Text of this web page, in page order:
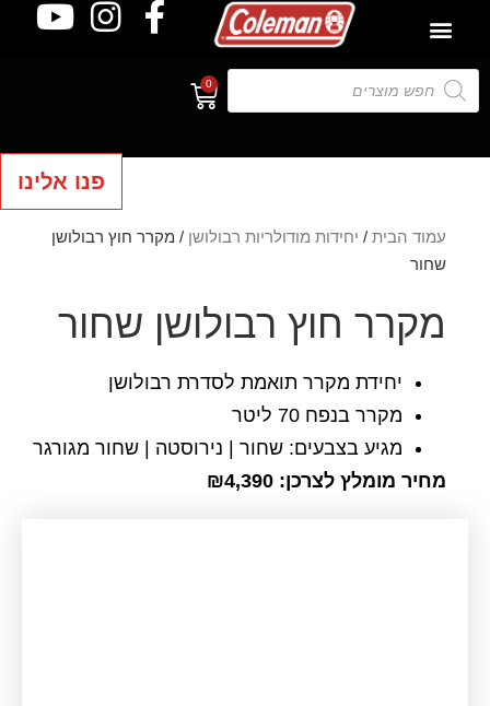
0
עמוד הבית / יחידות מודולריות רבולושן / מקרר חוץ רבולושן
שחור
מקרר חוץ רבולושן שחור
פנו אלינו
יחידת מקרר תואמת לסדרת רבולושן
מקרר בנפח 70 ליטר
מגיע בצבעים: שחור | נירוסטה | שחור מגורגר
מחיר מומלץ לצרכן: ₪4,390